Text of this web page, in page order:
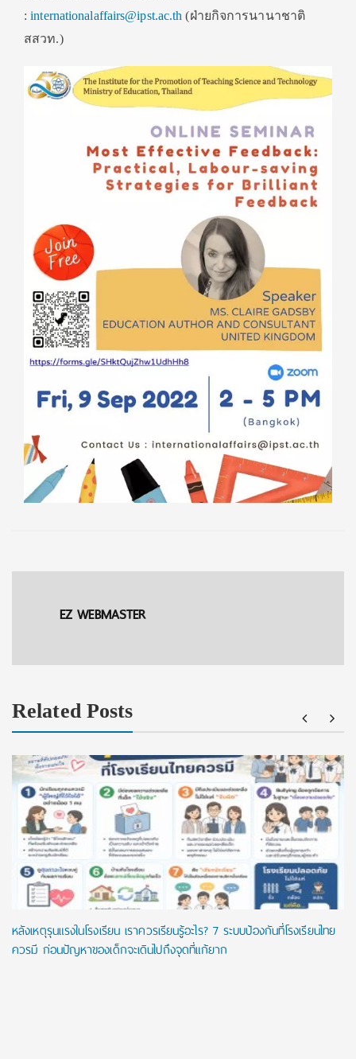
:internationalaffairs@ipst.ac.th (ฝ่ายกิจการนานาชาติ
สสวท.)
EZ WEBMASTER
Related Posts
หลังเหตุรุนแรงในโรงเรียน เราควรเรียนรู้อะไร? 7 ระบบป้องกันที่โรงเรียนไทย
ควรมี ก่อนปัญหาของเด็กจะเดินไปถึงจุดที่แก้ยาก